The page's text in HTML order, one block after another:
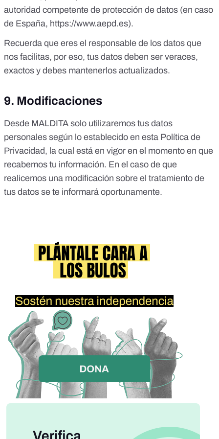
autoridad competente de protección de datos (en caso
de España, https://www.aepd.es).
Recuerda que eres el responsable de los datos que
nos facilitas, por eso, tus datos deben ser veraces,
exactos y debes mantenerlos actualizados.
9. Modificaciones
Desde MALDITA solo utilizaremos tus datos
personales según lo establecido en esta Política de
Privacidad, la cual está en vigor en el momento en que
recabemos tu información. En el caso de que
realicemos una modificación sobre el tratamiento de
tus datos se te informará oportunamente.